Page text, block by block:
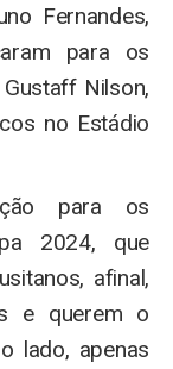
Fernandes,
para os
Nilson,
no Estádio
para os
2024, que
afinal,
e querem o
lado, apenas